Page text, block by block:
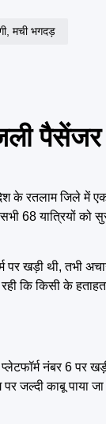
मची भगदड़
पैसेंजर
रतलाम जिले में
68 यात्रियों को
पर खड़ी थी,
कि किसी के
प्लेटफॉर्म नंबर 6
जल्दी काबू